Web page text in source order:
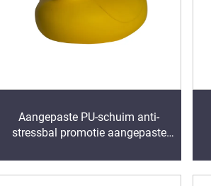
Aangepaste PU-schuim anti-
stressbal promotie aangepaste
schuim stressballen met logo